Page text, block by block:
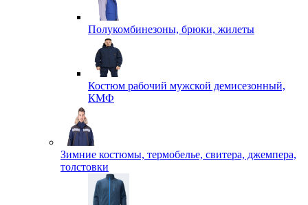
Полукомбинезоны, брюки, жилеты
Костюм рабочий мужской демисезонный,
КМФ
Зимние костюмы, термобелье, свитера, джемпера,
толстовки